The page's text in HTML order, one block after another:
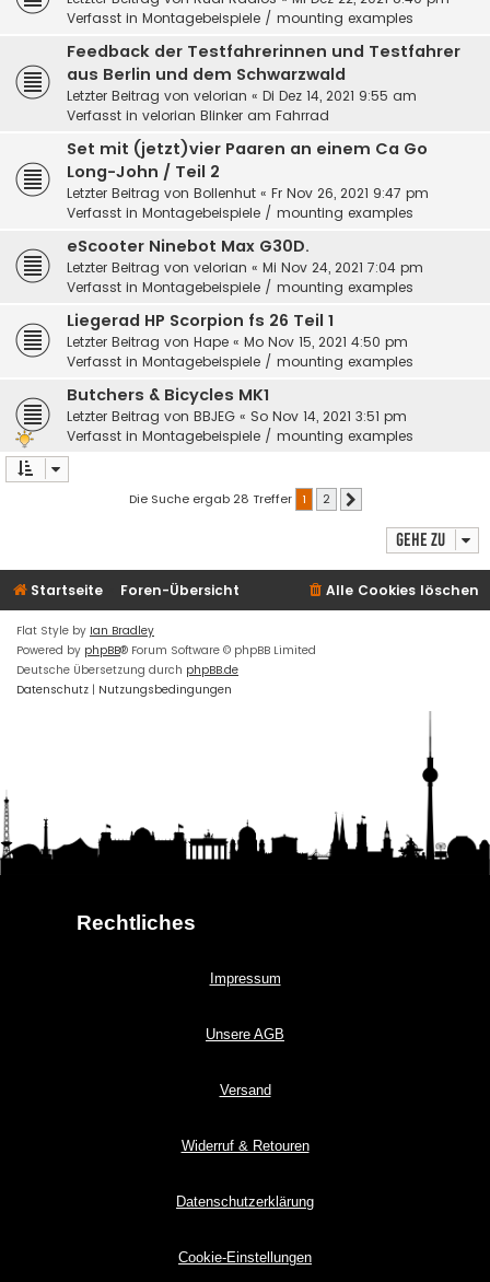
Verfasst in Montagebeispiele / mounting examples
Feedback der Testfahrerinnen und Testfahrer
aus Berlin und dem Schwarzwald
Letzter Beitrag von velorian « Di Dez 14, 2021 9:55 am
Verfasst in velorian Blinker am Fahrrad
Set mit (jetzt)vier Paaren an einem Ca Go
Long-John / Teil 2
Letzter Beitrag von Bollenhut « Fr Nov 26, 2021 9:47 pm
Verfasst in Montagebeispiele / mounting examples
eScooter Ninebot Max G30D.
Letzter Beitrag von velorian « Mi Nov 24, 2021 7:04 pm
Verfasst in Montagebeispiele / mounting examples
Liegerad HP Scorpion fs 26 Teil 1
Letzter Beitrag von Hape « Mo Nov 15, 2021 4:50 pm
Verfasst in Montagebeispiele / mounting examples
Butchers & Bicycles MK1
Letzter Beitrag von BBJEG « So Nov 14, 2021 3:51 pm
Verfasst in Montagebeispiele / mounting examples
Die Suche ergab 28 Treffer 1 2
Gehe zu
Startseite Foren-Übersicht Alle Cookies löschen
Flat Style by Ian Bradley
Powered by phpBB® Forum Software © phpBB Limited
Deutsche Übersetzung durch phpBB.de
Datenschutz | Nutzungsbedingungen
Rechtliches
Impressum
Unsere AGB
Versand
Widerruf & Retouren
Datenschutzerklärung
Cookie-Einstellungen